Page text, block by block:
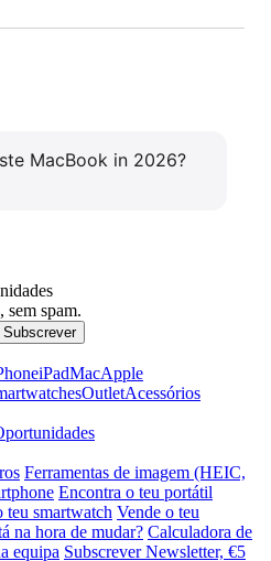
MacBook in 2026?
sem spam.
Subscrever
iPadMacApple
OutletAcessórios
Ferramentas de imagem (HEIC,
Encontra o teu portátil
teu smartwatch Vende o teu
na hora de mudar? Calculadora de
equipa Subscrever Newsletter, €5